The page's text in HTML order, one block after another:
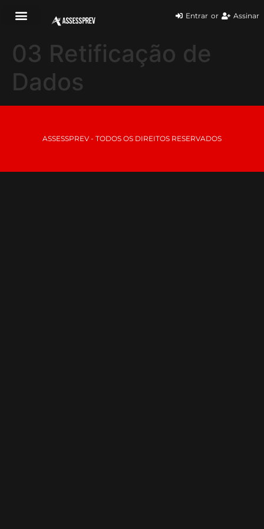
Entrar or Assinar
03 Retificação de
Dados
ASSESSPREV - TODOS OS DIREITOS RESERVADOS